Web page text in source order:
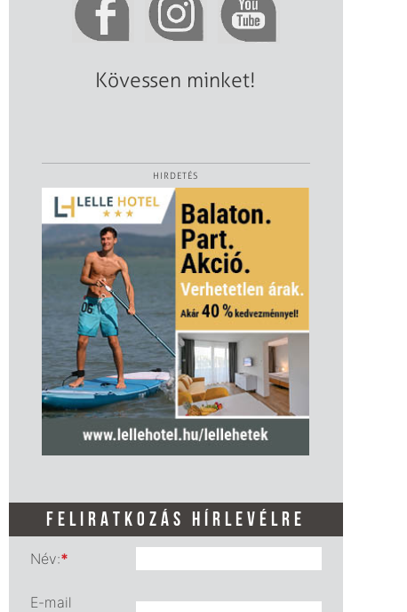
Kövessen minket!
HIRDETÉS
FELIRATKOZÁS HÍRLEVÉLRE
Név:*
E-mail